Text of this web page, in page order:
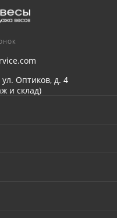
ул. Оптиков, д. 4
и склад)